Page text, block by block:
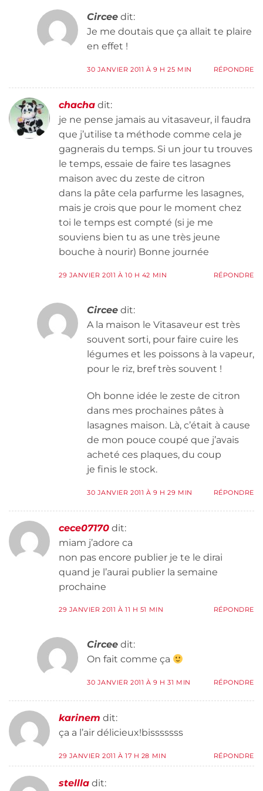
Circee dit:
Je me doutais que ça allait te plaire
en effet !
30 JANVIER 2011 À 9 H 25 MIN RÉPONDRE
chacha dit:
je ne pense jamais au vitasaveur, il faudra
que j’utilise ta méthode comme cela je
gagnerais du temps. Si un jour tu trouves
le temps, essaie de faire tes lasagnes
maison avec du zeste de citron
dans la pâte cela parfurme les lasagnes,
mais je crois que pour le moment chez
toi le temps est compté (si je me
souviens bien tu as une très jeune
bouche à nourir) Bonne journée
29 JANVIER 2011 À 10 H 42 MIN RÉPONDRE
Circee dit:
A la maison le Vitasaveur est très
souvent sorti, pour faire cuire les
légumes et les poissons à la vapeur,
pour le riz, bref très souvent !
Oh bonne idée le zeste de citron
dans mes prochaines pâtes à
lasagnes maison. Là, c’était à cause
de mon pouce coupé que j’avais
acheté ces plaques, du coup
je finis le stock.
30 JANVIER 2011 À 9 H 29 MIN RÉPONDRE
cece07170 dit:
miam j’adore ca
non pas encore publier je te le dirai
quand je l’aurai publier la semaine
prochaine
29 JANVIER 2011 À 11 H 51 MIN RÉPONDRE
Circee dit:
On fait comme ça
30 JANVIER 2011 À 9 H 31 MIN RÉPONDRE
karinem dit:
ça a l’air délicieux!bisssssss
29 JANVIER 2011 À 17 H 28 MIN RÉPONDRE
stellla dit: